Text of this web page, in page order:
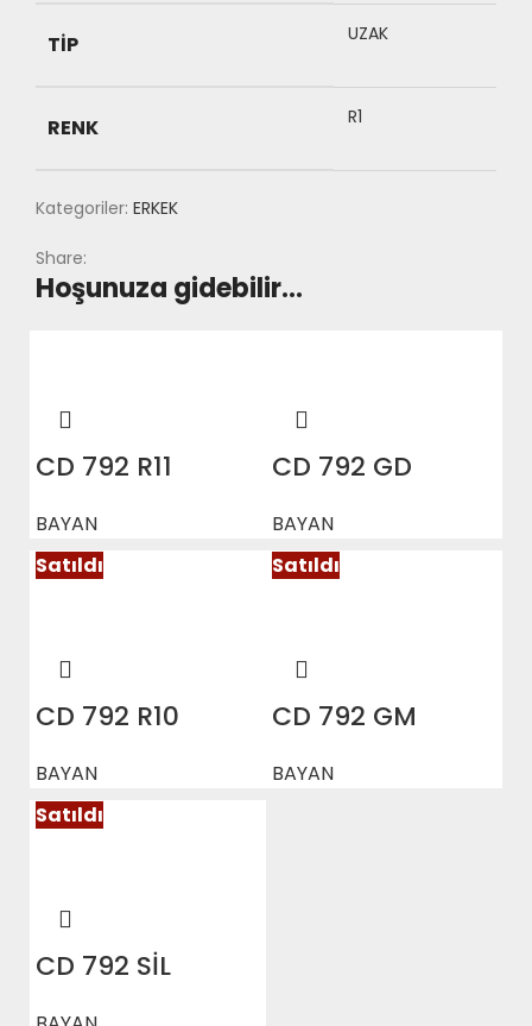
TIP UZAK
RENK R1
Kategoriler: ERKEK
Share:
Hoşunuza gidebilir…
CD 792 R11
BAYAN
CD 792 GD
BAYAN
Satıldı
CD 792 R10
BAYAN
Satıldı
CD 792 GM
BAYAN
Satıldı
CD 792 SİL